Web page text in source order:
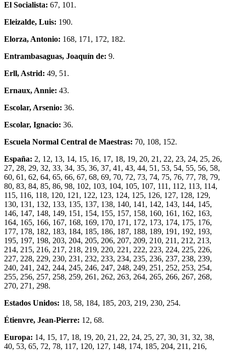
El Socialista: 67, 101.
Eleizalde, Luis: 190.
Elorza, Antonio: 168, 171, 172, 182.
Entrambasaguas, Joaquín de: 9.
Erll, Astrid: 49, 51.
Ernaux, Annie: 43.
Escolar, Arsenio: 36.
Escolar, Ignacio: 36.
Escuela Normal Central de Maestras: 70, 108, 152.
España: 2, 12, 13, 14, 15, 16, 17, 18, 19, 20, 21, 22, 23, 24, 25, 26,
27, 28, 29, 32, 33, 34, 35, 36, 37, 41, 43, 44, 51, 53, 54, 55, 56, 58,
60, 61, 62, 64, 65, 66, 67, 68, 69, 70, 72, 73, 74, 75, 76, 77, 78, 79,
80, 83, 84, 85, 86, 98, 102, 103, 104, 105, 107, 111, 112, 113, 114,
115, 116, 118, 120, 121, 122, 123, 124, 125, 126, 127, 128, 129,
130, 131, 132, 133, 135, 137, 138, 140, 141, 142, 143, 144, 145,
146, 147, 148, 149, 151, 154, 155, 157, 158, 160, 161, 162, 163,
164, 165, 166, 167, 168, 169, 170, 171, 172, 173, 174, 175, 176,
177, 178, 182, 183, 184, 185, 186, 187, 188, 189, 191, 192, 193,
195, 197, 198, 203, 204, 205, 206, 207, 209, 210, 211, 212, 213,
214, 215, 216, 217, 218, 219, 220, 221, 222, 223, 224, 225, 226,
227, 228, 229, 230, 231, 232, 233, 234, 235, 236, 237, 238, 239,
240, 241, 242, 244, 245, 246, 247, 248, 249, 251, 252, 253, 254,
255, 256, 257, 258, 259, 261, 262, 263, 264, 265, 266, 267, 268,
270, 271, 298.
Estados Unidos: 18, 58, 184, 185, 203, 219, 230, 254.
Étienvre, Jean-Pierre: 12, 68.
Europa: 14, 15, 17, 18, 19, 20, 21, 22, 24, 25, 27, 30, 31, 32, 38,
40, 53, 65, 72, 78, 117, 120, 127, 148, 174, 185, 204, 211, 216,